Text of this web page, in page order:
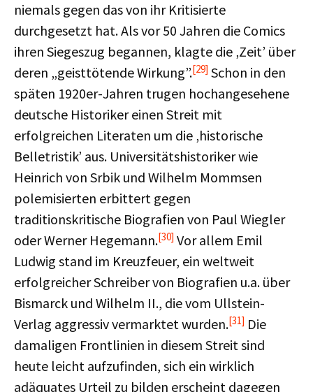
niemals gegen das von ihr Kritisierte
durchgesetzt hat. Als vor 50 Jahren die Comics
ihren Siegeszug begannen, klagte die ‚Zeit’ über
deren „geisttötende Wirkung”.[29] Schon in den
späten 1920er-Jahren trugen hochangesehene
deutsche Historiker einen Streit mit
erfolgreichen Literaten um die ‚historische
Belletristik’ aus. Universitätshistoriker wie
Heinrich von Srbik und Wilhelm Mommsen
polemisierten erbittert gegen
traditionskritische Biografien von Paul Wiegler
oder Werner Hegemann.[30] Vor allem Emil
Ludwig stand im Kreuzfeuer, ein weltweit
erfolgreicher Schreiber von Biografien u.a. über
Bismarck und Wilhelm II., die vom Ullstein-
Verlag aggressiv vermarktet wurden.[31] Die
damaligen Frontlinien in diesem Streit sind
heute leicht aufzufinden, sich ein wirklich
adäquates Urteil zu bilden erscheint dagegen